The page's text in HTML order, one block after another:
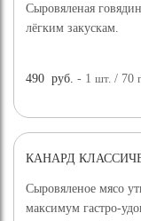
Сыровяленая
лёгким закускам.
490 руб. - 1шт. / 70г
КАНАРД
Сыровяленое мясо
максимум гастро-